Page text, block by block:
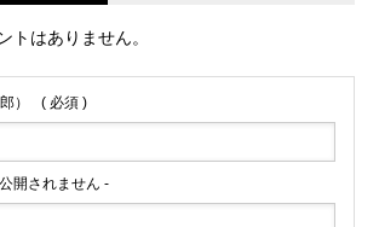
トはありません。
） ( 必須 )
開されません -